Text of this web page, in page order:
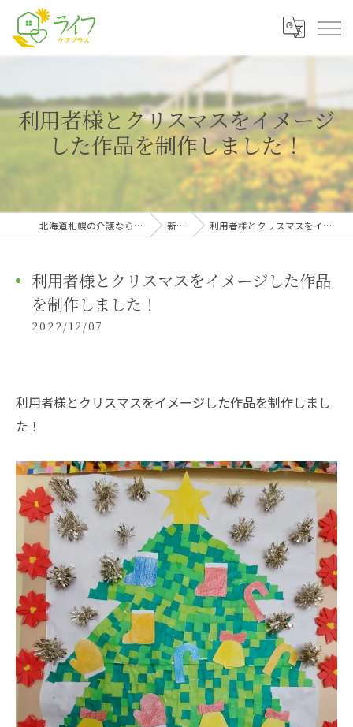
利用者様とクリスマスをイメージ
した作品を制作しました！
北海道札幌の介護なら株式会社ライフケアプラス 新着情報 利用者様とクリスマスをイメージした作品を制作しました！
利用者様とクリスマスをイメージした作品
を制作しました！
2022/12/07
利用者様とクリスマスをイメージした作品を制作しまし
た！